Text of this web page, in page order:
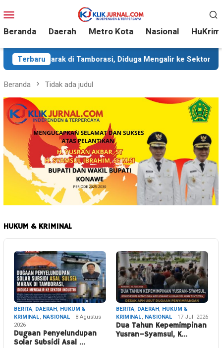
ke
kontenMobile
Beranda Daerah Metro Kota Nasional HuKrim
Terbaru
di Tamborasi, Diduga Mengalir ke Sektor Industri
Beranda Tidak ada judul
HUKUM & KRIMINAL
BERITA, DAERAH, HUKUM &
KRIMINAL, NASIONAL
8 Agustus
2026
Dugaan Penyelundupan
Solar Subsidi Asal …
BERITA, DAERAH, HUKUM &
KRIMINAL, NASIONAL 17 Juli 2026
Dua Tahun Kepemimpinan
Yusran–Syamsul, K…